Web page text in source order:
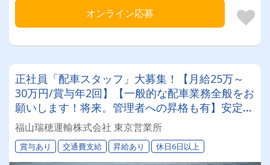
オンライン応募
正社員「配車スタッフ」大募集！【月給25万～
30万円/賞与年2回】【一般的な配車業務全般をお
願いします！将来。管理者への昇格も有】安定し
て働ける環境を用意してあなたをお迎えします！
【資格取得支援制度あり】
福山瑞穂運輸株式会社 東京営業所
賞与あり 交通費支給 昇給あり 休日6日以上